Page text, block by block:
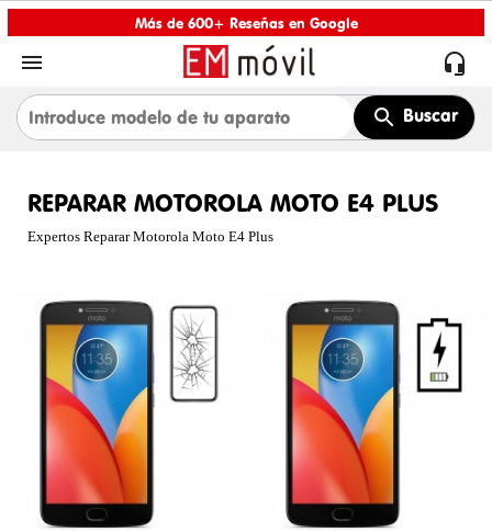
Más de 600+ Reseñas en Google
 
Buscar
REPARAR MOTOROLA MOTO E4 PLUS
Expertos Reparar Motorola Moto E4 Plus